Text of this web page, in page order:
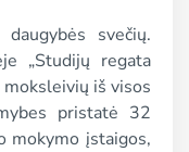
svečių.
„Studijų regata
iš visos
pristatė 32
mokymo įstaigos,